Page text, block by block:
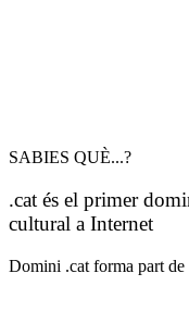
SABIES QUÈ...?
.cat és el primer
cultural a Internet
Domini .cat forma part de